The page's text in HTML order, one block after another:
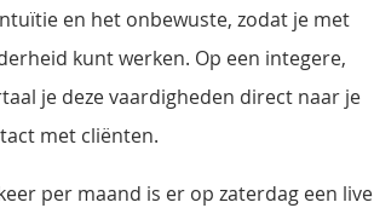
en het onbewuste, zodat je met
kunt werken. Op een integere,
je deze vaardigheden direct naar je
met cliënten.
per maand is er op zaterdag een live